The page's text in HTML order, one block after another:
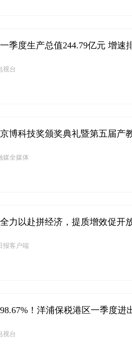
季度生产总值244.79亿元 增速
视台
博科技奖颁奖典礼暨第五届产
媒全媒体
力以赴拼经济，提质增效促开
报客户端
！洋浦保税港区一季度进
视台